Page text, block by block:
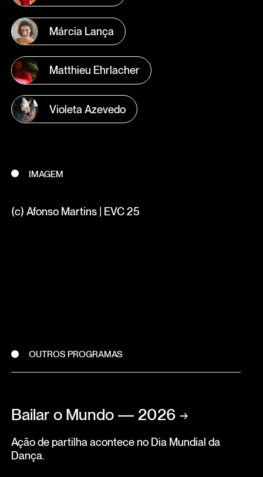
Márcia Lança
Matthieu Ehrlacher
Violeta Azevedo
IMAGEM
(c) Afonso Martins | EVC 25
OUTROS PROGRAMAS
Bailar o Mundo — 2026 →
Ação de partilha acontece no Dia Mundial da
Dança.